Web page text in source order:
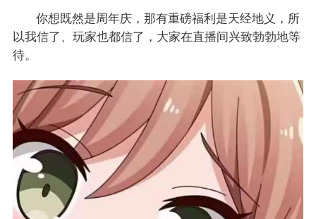
你想既然是周年庆，那有重磅福利是天经地义，所
以我信了、玩家也都信了，大家在直播间兴致勃勃地等
待。